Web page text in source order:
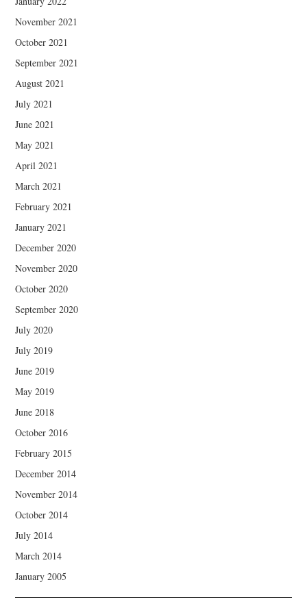
November 2021
October 2021
September 2021
August 2021
July 2021
June 2021
May 2021
April 2021
March 2021
February 2021
January 2021
December 2020
November 2020
October 2020
September 2020
July 2020
July 2019
June 2019
May 2019
June 2018
October 2016
February 2015
December 2014
November 2014
October 2014
July 2014
March 2014
January 2005